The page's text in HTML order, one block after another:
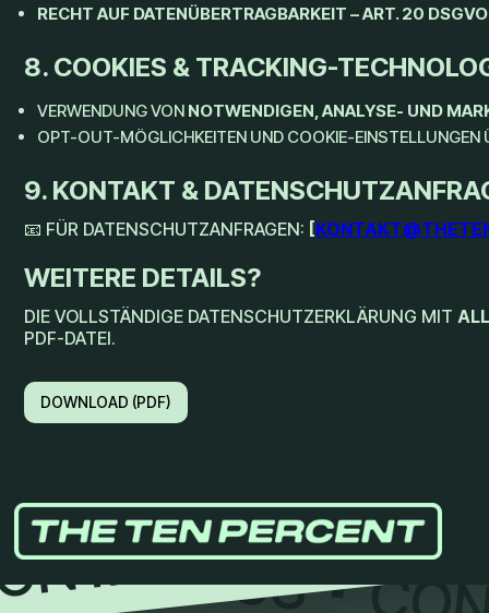
RECHT AUF DATENÜBERTRAGBARKEIT – ART. 20 DSGVO
8. COOKIES & TRACKING-
VERWENDUNG VON NOTWENDIGEN, ANALYSE- UND
OPT-OUT-MÖGLICHKEITEN UND COOKIE-EINSTELLUNGEN
9. KONTAKT &
📧 FÜR DATENSCHUTZANFRAGEN: [
WEITERE DETAILS?
DIE VOLLSTÄNDIGE DATENSCHUTZERKLÄRUNG MIT
PDF-DATEI.
DOWNLOAD (PDF)
US
US